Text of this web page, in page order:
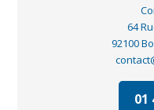
64
92100
01